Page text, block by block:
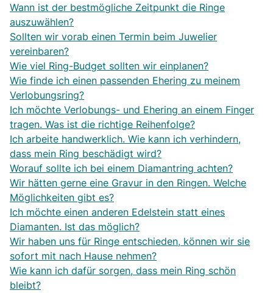
Wann ist der bestmögliche Zeitpunkt die Ringe
auszuwählen?
Sollten wir vorab einen Termin beim Juwelier
vereinbaren?
Wie viel Ring-Budget sollten wir einplanen?
Wie finde ich einen passenden Ehering zu meinem
Verlobungsring?
Ich möchte Verlobungs- und Ehering an einem Finger
tragen. Was ist die richtige Reihenfolge?
Ich arbeite handwerklich. Wie kann ich verhindern,
dass mein Ring beschädigt wird?
Worauf sollte ich bei einem Diamantring achten?
Wir hätten gerne eine Gravur in den Ringen. Welche
Möglichkeiten gibt es?
Ich möchte einen anderen Edelstein statt eines
Diamanten. Ist das möglich?
Wir haben uns für Ringe entschieden, können wir sie
sofort mit nach Hause nehmen?
Wie kann ich dafür sorgen, dass mein Ring schön
bleibt?